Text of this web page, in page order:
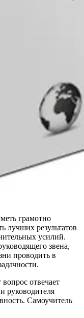
грамотно
лучших результатов
усилий.
звена,
проводить в
отвечает
руководителя
Самоучитель